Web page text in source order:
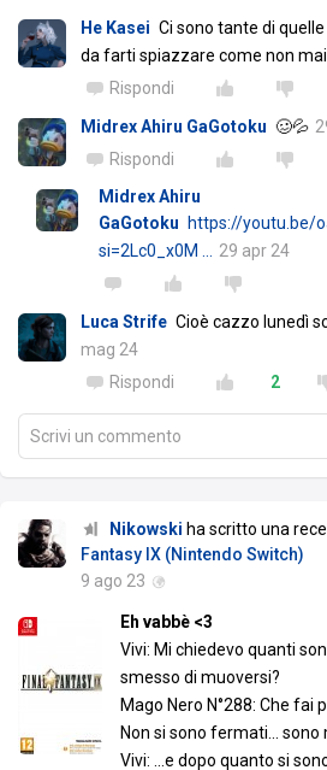
He Kasei Ci sono tante di
da farti spiazzare come non mai
Rispondi
Midrex Ahiru GaGotoku 🥴💦
Rispondi
Midrex Ahiru
GaGotoku
https://youtu.be/
si=2Lc0_x0M …
29 apr 24
Luca Strife Cioè cazzo lunedì
mag 24
Rispondi
2
Scrivi un commento
Nikowski ha scritto una
Fantasy IX (Nintendo Switch)
9 ago 23
Eh vabbè <3
Vivi: Mi chiedevo quanti
smesso di muoversi?
Mago Nero N°288: Che fai
Non si sono fermati... sono
Vivi: ...e dopo quanto si